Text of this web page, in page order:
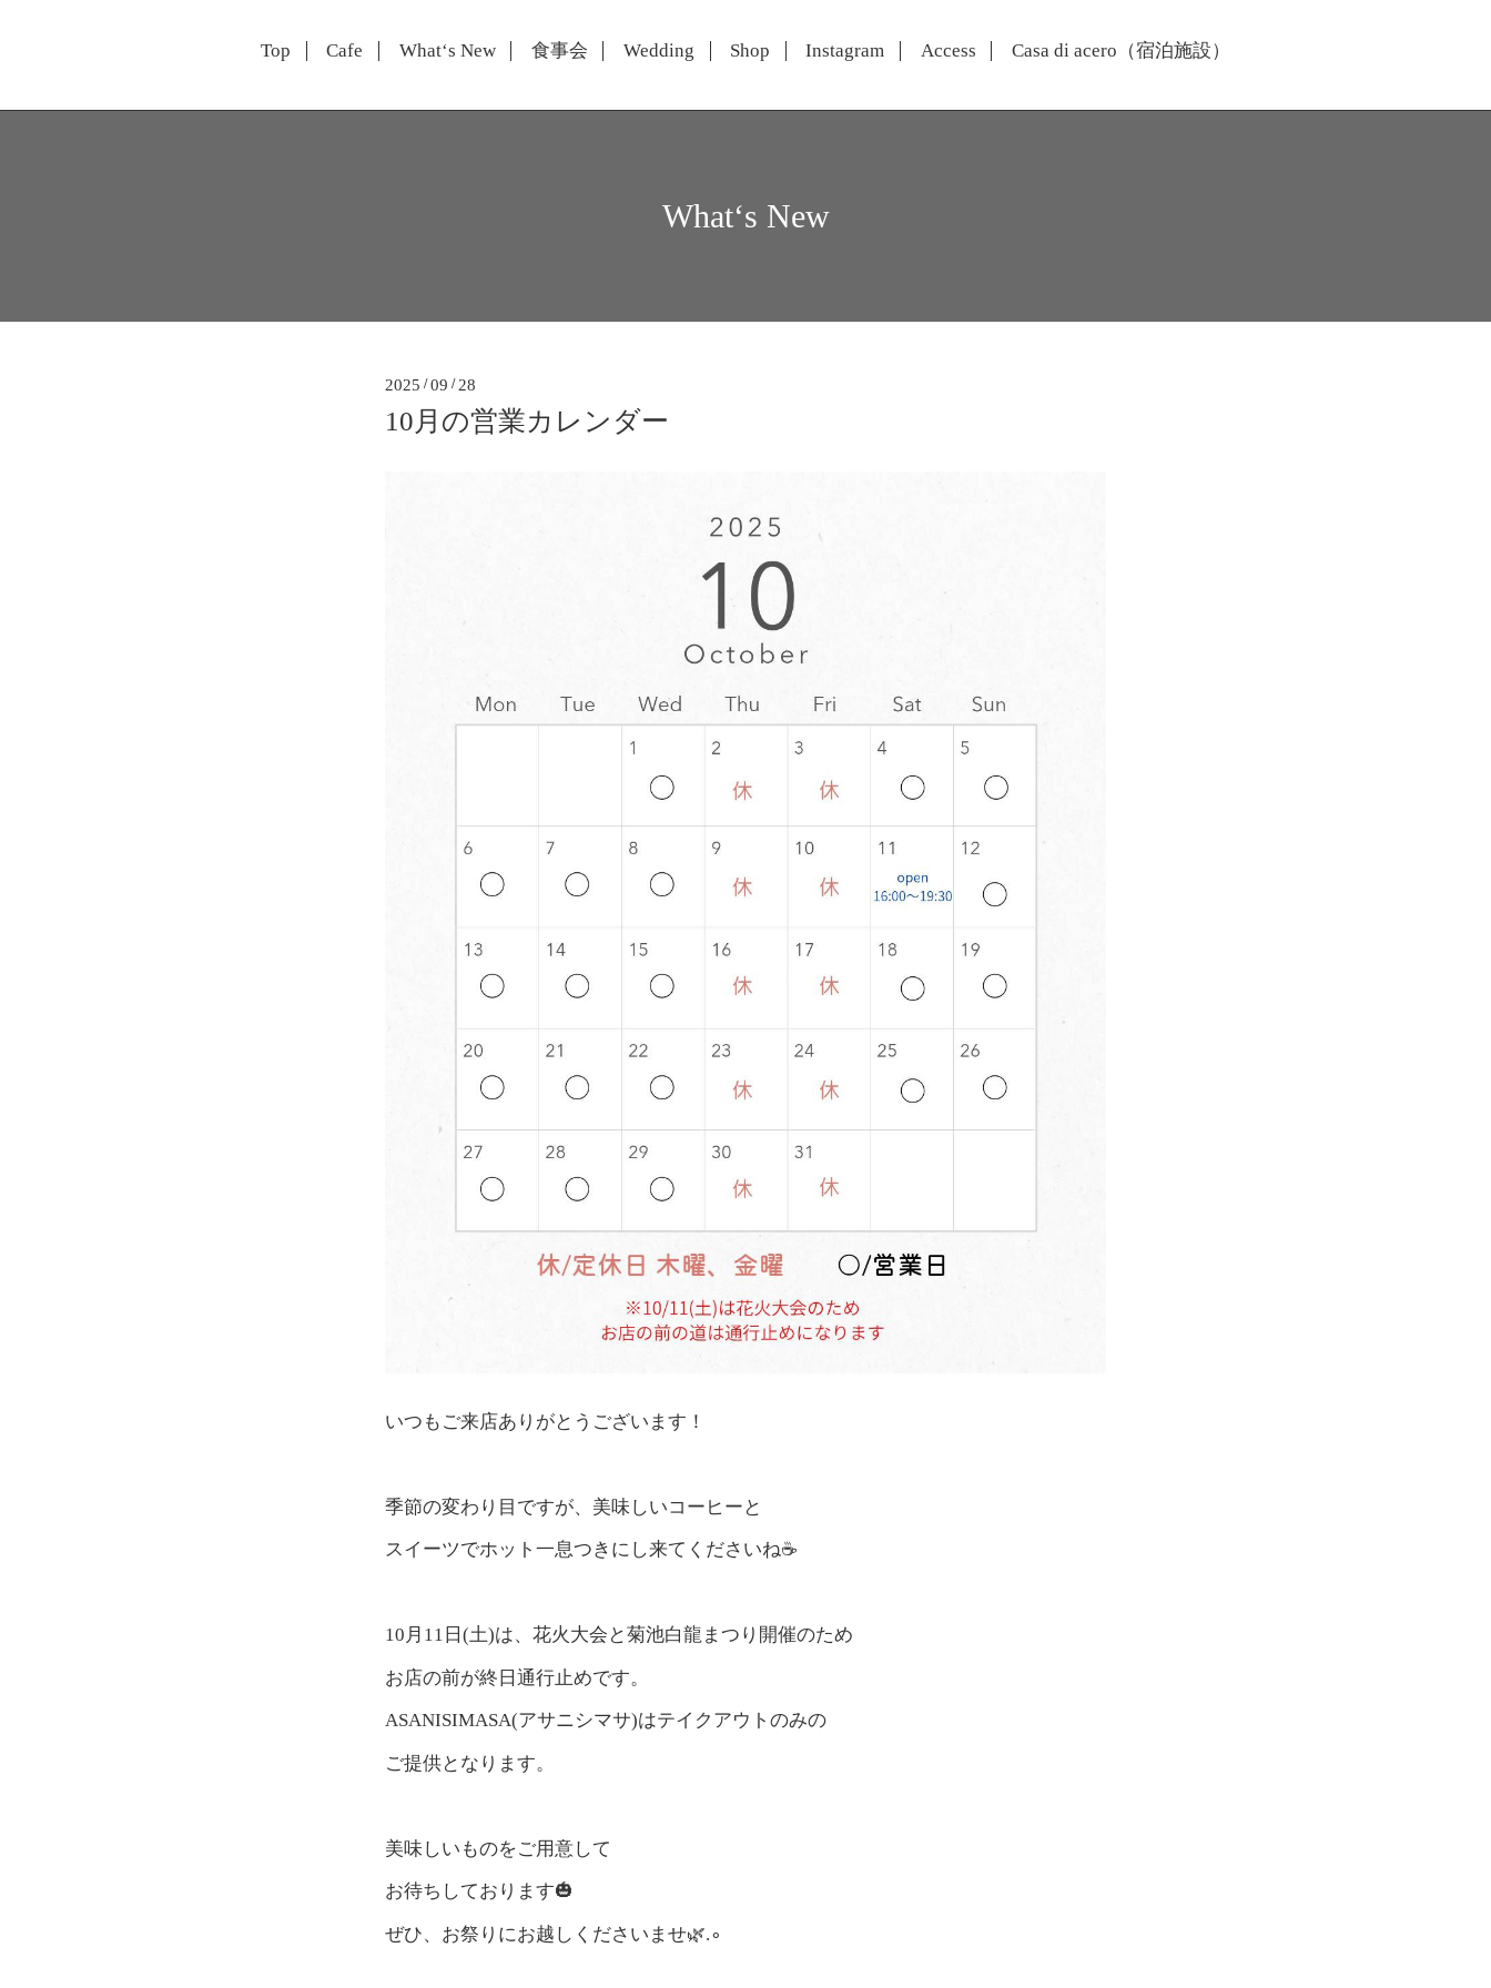
Top Cafe What‘s New 食事会 Wedding Shop Instagram Access Casa di acero（宿泊施設）
What‘s New
2025 /09 / 28
10月の営業カレンダー
いつもご来店ありがとうございます！
季節の変わり目ですが、美味しいコーヒーと
スイーツでホット一息つきにし来てくださいね☕️
10月11日(土)は、花火大会と菊池白龍まつり開催のため
お店の前が終日通行止めです。
ASANISIMASA(アサニシマサ)はテイクアウトのみの
ご提供となります。
美味しいものをご用意して
お待ちしております🎃
ぜひ、お祭りにお越しくださいませ🌿.∘